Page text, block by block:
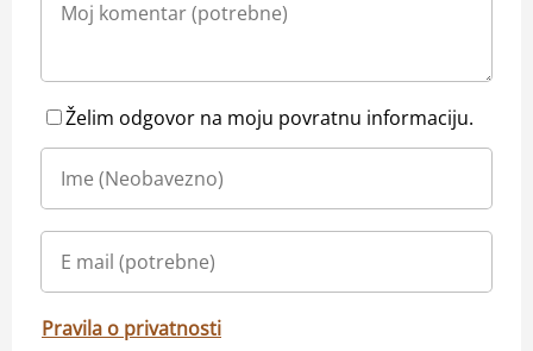
Želim odgovor na moju povratnu informaciju.
Pravila o privatnosti